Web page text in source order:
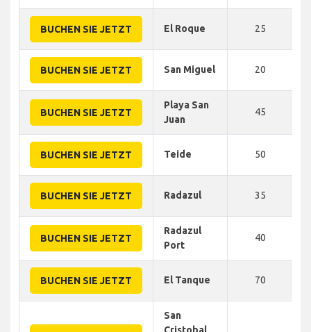
BUCHEN SIE JETZT El Roque 25
BUCHEN SIE JETZT San Miguel 20
BUCHEN SIE JETZT
Playa San
Juan
45
BUCHEN SIE JETZT Teide 50
BUCHEN SIE JETZT Radazul 35
BUCHEN SIE JETZT
Radazul
Port
40
BUCHEN SIE JETZT El Tanque 70
San
Cristobal